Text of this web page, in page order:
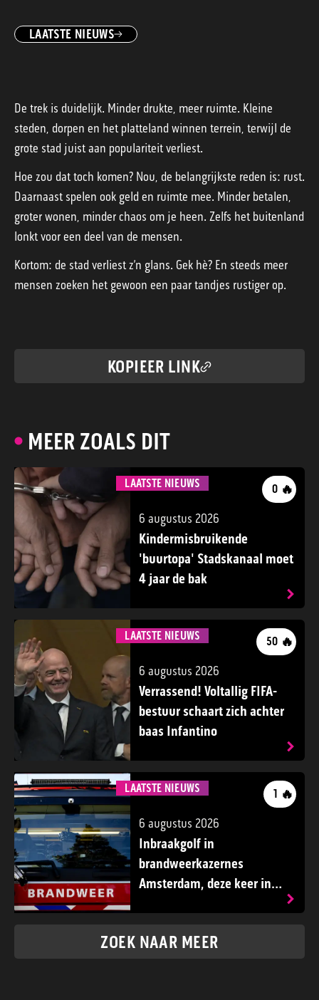
LAATSTE NIEUWS
De trek is duidelijk. Minder drukte, meer ruimte. Kleine
steden, dorpen en het platteland winnen terrein, terwijl de
grote stad juist aan populariteit verliest.
Hoe zou dat toch komen? Nou, de belangrijkste reden is: rust.
Daarnaast spelen ook geld en ruimte mee. Minder betalen,
groter wonen, minder chaos om je heen. Zelfs het buitenland
lonkt voor een deel van de mensen.
Kortom: de stad verliest z’n glans. Gek hè? En steeds meer
mensen zoeken het gewoon een paar tandjes rustiger op.
KOPIEER LINK
MEER ZOALS DIT
LAATSTE NIEUWS 0 🔥
6 augustus 2026
Kindermisbruikende
'buurtopa' Stadskanaal moet
4 jaar de bak
LAATSTE NIEUWS 50 🔥
6 augustus 2026
Verrassend! Voltallig FIFA-
bestuur schaart zich achter
baas Infantino
LAATSTE NIEUWS 1 🔥
6 augustus 2026
Inbraakgolf in
brandweerkazernes
Amsterdam, deze keer in
ZOEK NAAR MEER